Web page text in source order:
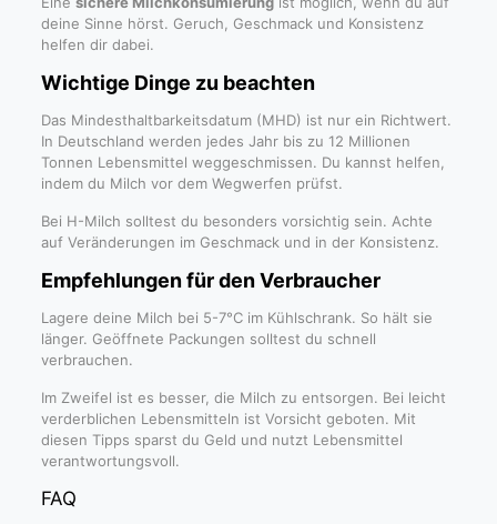
deine Sinne hörst. Geruch, Geschmack und Konsistenz
helfen dir dabei.
Wichtige Dinge zu beachten
Das Mindesthaltbarkeitsdatum (MHD) ist nur ein Richtwert.
In Deutschland werden jedes Jahr bis zu 12 Millionen
Tonnen Lebensmittel weggeschmissen. Du kannst helfen,
indem du Milch vor dem Wegwerfen prüfst.
Bei H-Milch solltest du besonders vorsichtig sein. Achte
auf Veränderungen im Geschmack und in der Konsistenz.
Empfehlungen für den Verbraucher
Lagere deine Milch bei 5-7°C im Kühlschrank. So hält sie
länger. Geöffnete Packungen solltest du schnell
verbrauchen.
Im Zweifel ist es besser, die Milch zu entsorgen. Bei leicht
verderblichen Lebensmitteln ist Vorsicht geboten. Mit
diesen Tipps sparst du Geld und nutzt Lebensmittel
verantwortungsvoll.
FAQ